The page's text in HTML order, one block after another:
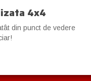
4x4
din punct de vedere